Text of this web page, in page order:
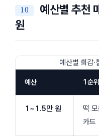
예산별 추천
원
예산별 회갑·
예산 1순
1~1.5만 원
떡
카드